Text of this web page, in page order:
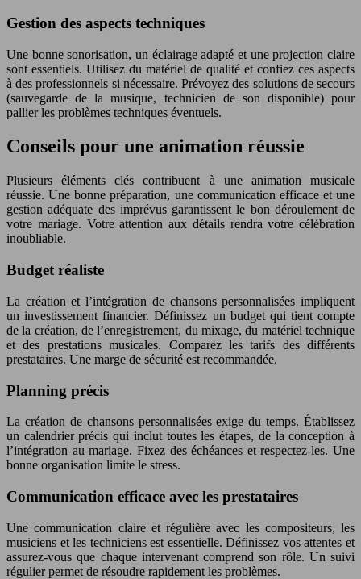
Gestion des aspects techniques
Une bonne sonorisation, un éclairage adapté et une projection claire
sont essentiels. Utilisez du matériel de qualité et confiez ces aspects
à des professionnels si nécessaire. Prévoyez des solutions de secours
(sauvegarde de la musique, technicien de son disponible) pour
pallier les problèmes techniques éventuels.
Conseils pour une animation réussie
Plusieurs éléments clés contribuent à une animation musicale
réussie. Une bonne préparation, une communication efficace et une
gestion adéquate des imprévus garantissent le bon déroulement de
votre mariage. Votre attention aux détails rendra votre célébration
inoubliable.
Budget réaliste
La création et l’intégration de chansons personnalisées impliquent
un investissement financier. Définissez un budget qui tient compte
de la création, de l’enregistrement, du mixage, du matériel technique
et des prestations musicales. Comparez les tarifs des différents
prestataires. Une marge de sécurité est recommandée.
Planning précis
La création de chansons personnalisées exige du temps. Établissez
un calendrier précis qui inclut toutes les étapes, de la conception à
l’intégration au mariage. Fixez des échéances et respectez-les. Une
bonne organisation limite le stress.
Communication efficace avec les prestataires
Une communication claire et régulière avec les compositeurs, les
musiciens et les techniciens est essentielle. Définissez vos attentes et
assurez-vous que chaque intervenant comprend son rôle. Un suivi
régulier permet de résoudre rapidement les problèmes.